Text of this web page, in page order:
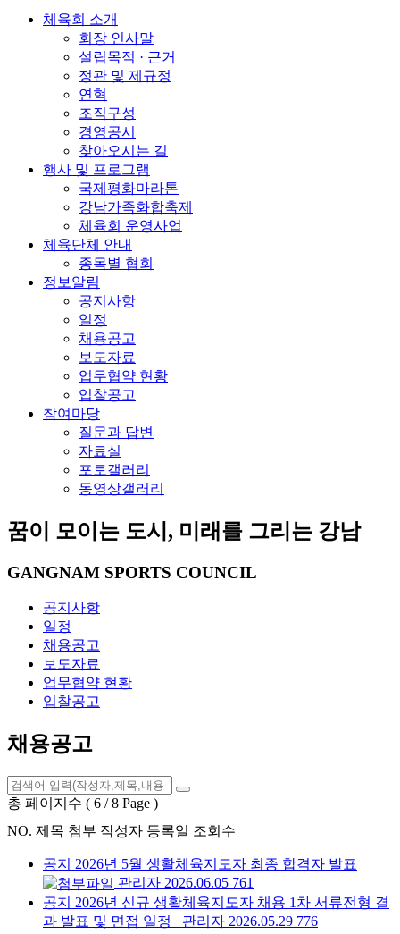
체육회 소개
회장 인사말
설립목적 · 근거
정관 및 제규정
연혁
조직구성
경영공시
찾아오시는 길
행사 및 프로그램
국제평화마라톤
강남가족화합축제
체육회 운영사업
체육단체 안내
종목별 협회
정보알림
공지사항
일정
채용공고
보도자료
업무협약 현황
입찰공고
참여마당
질문과 답변
자료실
포토갤러리
동영상갤러리
꿈이 모이는 도시, 미래를 그리는 강남
GANGNAM SPORTS COUNCIL
공지사항
일정
채용공고
보도자료
업무협약 현황
입찰공고
채용공고
총 페이지수 ( 6 / 8 Page )
NO. 제목 첨부 작성자 등록일 조회수
공지
2026년 5월 생활체육지도자 최종 합격자 발표
관리자 2026.06.05 761
공지
2026년 신규 생활체육지도자 채용 1차 서류전형 결
과 발표 및 면접 일정
관리자 2026.05.29 776